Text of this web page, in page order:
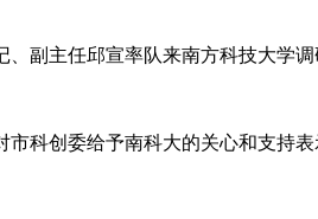
副主任邱宣率队来南方科技大学
科创委给予南科大的关心和支持